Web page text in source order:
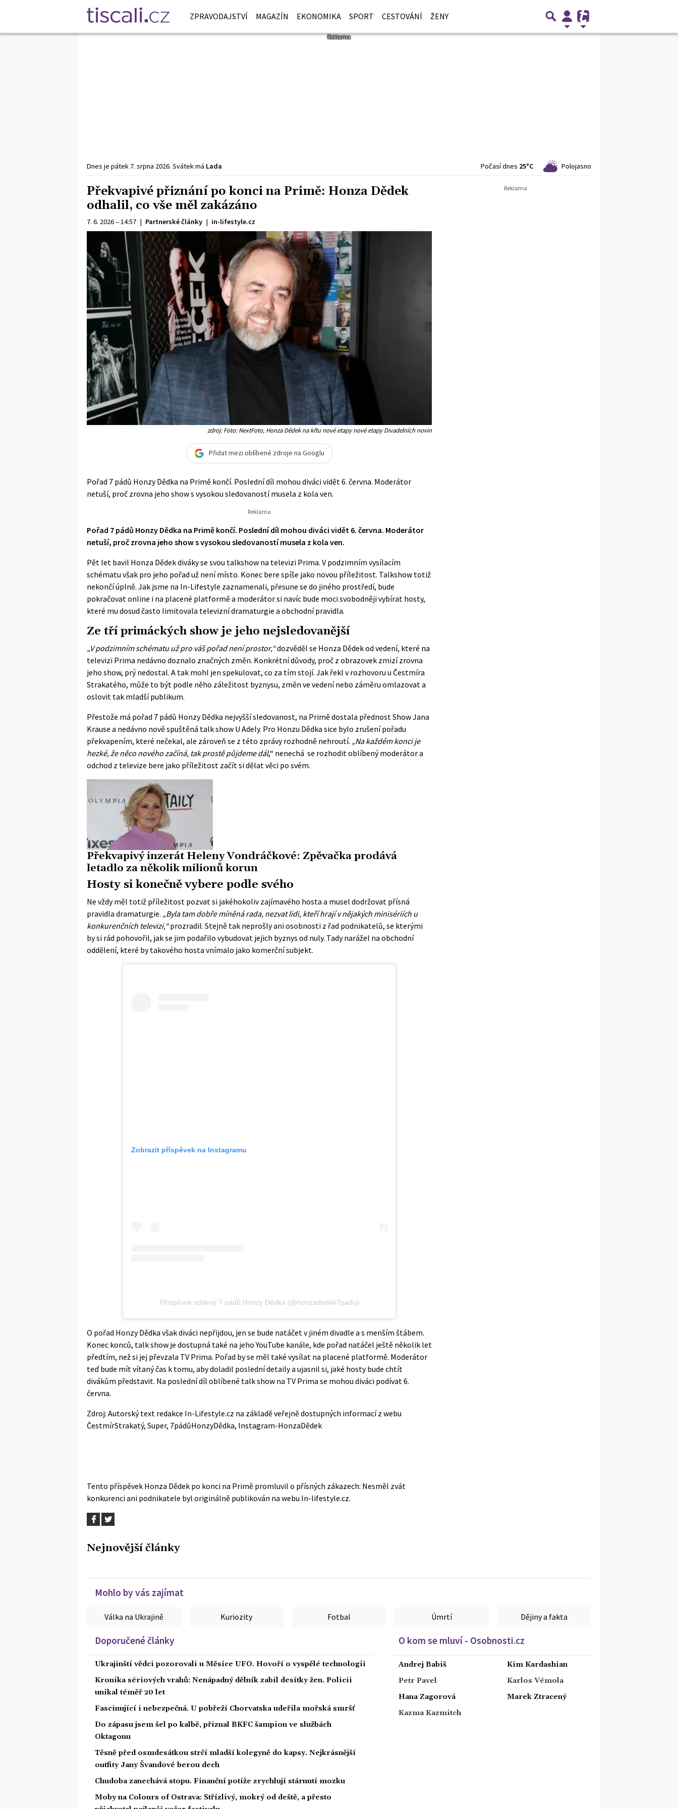
ZPRAVODAJSTVÍ MAGAZÍN EKONOMIKA SPORT CESTOVÁNÍ ŽENY
Dnes je pátek 7. srpna 2026. Svátek má Lada Počasí dnes 25°C Polojasno
Překvapivé přiznání po konci na Primě: Honza Dědek
odhalil, co vše měl zakázáno
7. 6. 2026 – 14:57 | Partnerské články | in-lifestyle.cz
zdroj: Foto: NextFoto, Honza Dědek na křtu nové etapy nové etapy Divadelních novin
Přidat mezi oblíbené zdroje na Googlu
Pořad 7 pádů Honzy Dědka na Primě končí. Poslední díl mohou diváci vidět 6. června. Moderátor
netuší, proč zrovna jeho show s vysokou sledovaností musela z kola ven.
Pořad 7 pádů Honzy Dědka na Primě končí. Poslední díl mohou diváci vidět 6. června. Moderátor
netuší, proč zrovna jeho show s vysokou sledovaností musela z kola ven.
Pět let bavil Honza Dědek diváky se svou talkshow na televizi Prima. V podzimním vysílacím
schématu však pro jeho pořad už není místo. Konec bere spíše jako novou příležitost. Talkshow totiž
nekončí úplně. Jak jsme na In-Lifestyle zaznamenali, přesune se do jiného prostředí, bude
pokračovat online i na placené platformě a moderátor si navíc bude moci svobodněji vybírat hosty,
které mu dosud často limitovala televizní dramaturgie a obchodní pravidla.
Ze tří primáckých show je jeho nejsledovanější
„V podzimním schématu už pro váš pořad není prostor,“dozvěděl se Honza Dědek od vedení, které na
televizi Prima nedávno doznalo značných změn. Konkrétní důvody, proč z obrazovek zmizí zrovna
jeho show, prý nedostal. A tak mohl jen spekulovat, co za tím stojí. Jak řekl v rozhovoru u Čestmíra
Strakatého, může to být podle něho záležitost byznysu, změn ve vedení nebo záměru omlazovat a
oslovit tak mladší publikum.
Přestože má pořad 7 pádů Honzy Dědka nejvyšší sledovanost, na Primě dostala přednost Show Jana
Krause a nedávno nově spuštěná talk show U Adely. Pro Honzu Dědka sice bylo zrušení pořadu
překvapením, které nečekal, ale zároveň se z této zprávy rozhodně nehroutí. „Na každém konci je
hezké, že něco nového začíná, tak prostě půjdeme dál,“ nenechá se rozhodit oblíbený moderátor a
odchod z televize bere jako příležitost začít si dělat věci po svém.
Překvapivý inzerát Heleny Vondráčkové: Zpěvačka prodává
letadlo za několik milionů korun
Hosty si konečně vybere podle svého
Ne vždy měl totiž příležitost pozvat si jakéhokoliv zajímavého hosta a musel dodržovat přísná
pravidla dramaturgie. „Byla tam dobře míněná rada, nezvat lidi, kteří hrají v nějakých minisériích u
konkurenčních televizi,“prozradil. Stejně tak neprošly ani osobnosti z řad podnikatelů, se kterými
by si rád pohovořil, jak se jim podařilo vybudovat jejich byznys od nuly. Tady narážel na obchodní
oddělení, které by takového hosta vnímalo jako komerční subjekt.
Zobrazit příspěvek na Instagramu
Příspěvek sdílený 7 pádů Honzy Dědka (@honzadedek7padu)
O pořad Honzy Dědka však diváci nepřijdou, jen se bude natáčet v jiném divadle a s menším štábem.
Konec konců, talk show je dostupná také na jeho YouTube kanále, kde pořad natáčel ještě několik let
předtím, než si jej převzala TV Prima. Pořad by se měl také vysílat na placené platformě. Moderátor
teď bude mít vítaný čas k tomu, aby doladil poslední detaily a ujasnil si, jaké hosty bude chtít
divákům představit. Na poslední díl oblíbené talk show na TV Prima se mohou diváci podívat 6.
června.
Zdroj: Autorský text redakce In-Lifestyle.cz na základě veřejně dostupných informací z webu
ČestmírStrakatý, Super, 7pádůHonzyDědka, Instagram-HonzaDědek
Tento příspěvek Honza Dědek po konci na Primě promluvil o přísných zákazech: Nesměl zvát
konkurenci ani podnikatele byl originálně publikován na webu In-lifestyle.cz.
Nejnovější články
Mohlo by vás zajímat
Válka na Ukrajině Kuriozity Fotbal Úmrtí Dějiny a fakta
Doporučené články
Ukrajinští vědci pozorovali u Měsíce UFO. Hovoří o vyspělé technologii
Kronika sériových vrahů: Nenápadný dělník zabil desítky žen. Policii
unikal téměř 20 let
Fascinující i nebezpečná. U pobřeží Chorvatska udeřila mořská smršť
Do zápasu jsem šel po kalbě, přiznal BKFC šampion ve službách
Oktagonu
Těsně před osmdesátkou strčí mladší kolegyně do kapsy. Nejkrásnější
outfity Jany Švandové berou dech
Chudoba zanechává stopu. Finanční potíže zrychlují stárnutí mozku
Moby na Colours of Ostrava: Střízlivý, mokrý od deště, a přesto
O kom se mluví - Osobnosti.cz
Andrej Babiš
Petr Pavel
Hana Zagorová
Kazma Kazmitch
Kim Kardashian
Karlos Vémola
Marek Ztracený